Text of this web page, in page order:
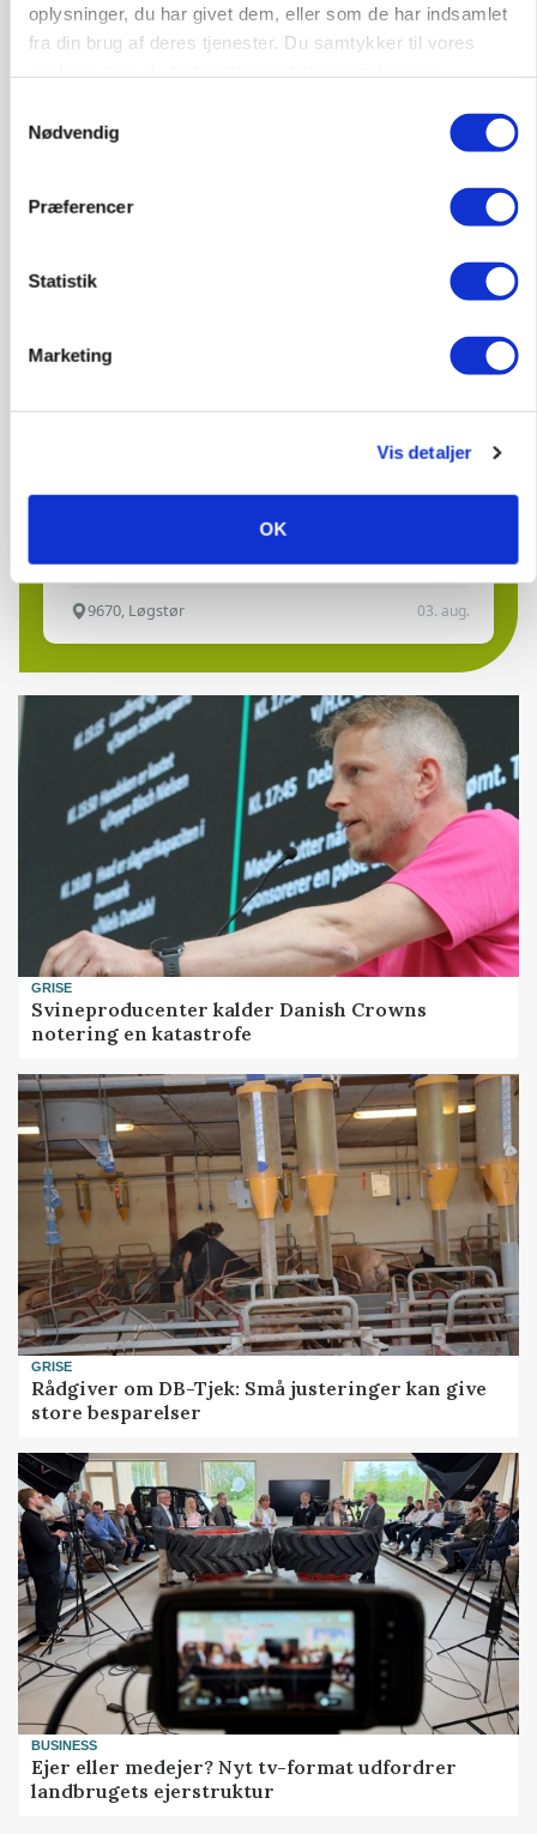
oplysninger, du har givet dem, eller som de har indsamlet
fra din brug af deres tjenester. Du samtykker til vores
Nødvendig
Præferencer
Statistik
Marketing
Vis detaljer
OK
03. aug.
Kalvepasser til ejendom i udvikling søges
9670, Løgstør 03. aug.
GRISE
Svineproducenter kalder Danish Crowns
notering en katastrofe
GRISE
Rådgiver om DB-Tjek: Små justeringer kan give
store besparelser
BUSINESS
Ejer eller medejer? Nyt tv-format udfordrer
landbrugets ejerstruktur